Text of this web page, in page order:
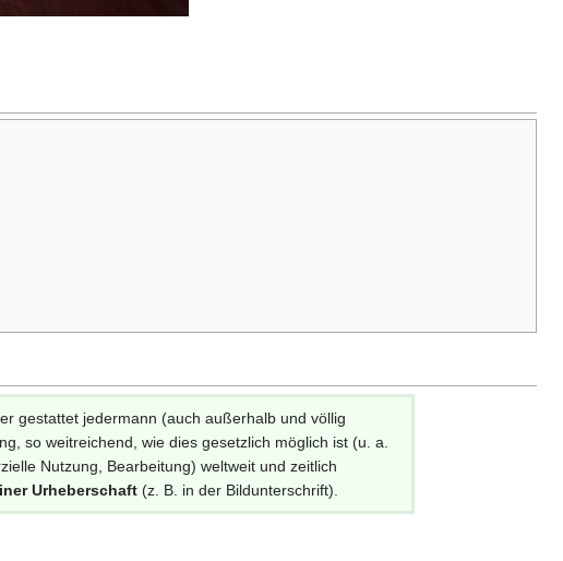
gestattet jedermann (auch außerhalb und völlig
so weitreichend, wie dies gesetzlich möglich ist (u. a.
Nutzung, Bearbeitung) weltweit und zeitlich
Urheberschaft (z. B. in der Bildunterschrift).